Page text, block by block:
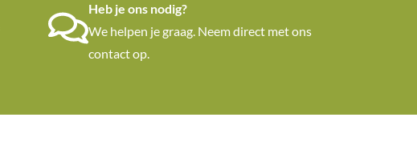
Heb je ons nodig?
We helpen je graag. Neem direct met ons
contact op.